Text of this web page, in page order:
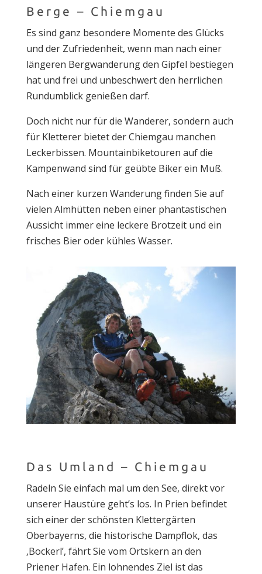
Berge – Chiemgau
Es sind ganz besondere Momente des Glücks
und der Zufriedenheit, wenn man nach einer
längeren Bergwanderung den Gipfel bestiegen
hat und frei und unbeschwert den herrlichen
Rundumblick genießen darf.
Doch nicht nur für die Wanderer, sondern auch
für Kletterer bietet der Chiemgau manchen
Leckerbissen. Mountainbiketouren auf die
Kampenwand sind für geübte Biker ein Muß.
Nach einer kurzen Wanderung finden Sie auf
vielen Almhütten neben einer phantastischen
Aussicht immer eine leckere Brotzeit und ein
frisches Bier oder kühles Wasser.
Das Umland – Chiemgau
Radeln Sie einfach mal um den See, direkt vor
unserer Haustüre geht’s los. In Prien befindet
sich einer der schönsten Klettergärten
Oberbayerns, die historische Dampflok, das
‚Bockerl’, fährt Sie vom Ortskern an den
Priener Hafen. Ein lohnendes Ziel ist das